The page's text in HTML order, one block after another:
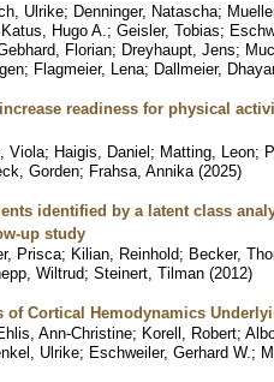
Ulrike; Denninger, Natascha;
Katus, Hugo A. ; Geisler, Tobias;
Florian; Dreyhaupt, Jens;
; Flagmeier, Lena; Dallmeier,
readiness for physical
Viola; Haigis, Daniel; Matting, Leon;
Gorden; Frahsa, Annika (2025)
identified by a latent class
up study
Prisca; Kilian, Reinhold; Becker,
Wiltrud; Steinert, Tilman (2012)
of Cortical Hemodynamics
Ann-Christine; Korell, Robert;
Ulrike; Eschweiler, Gerhard W. ;